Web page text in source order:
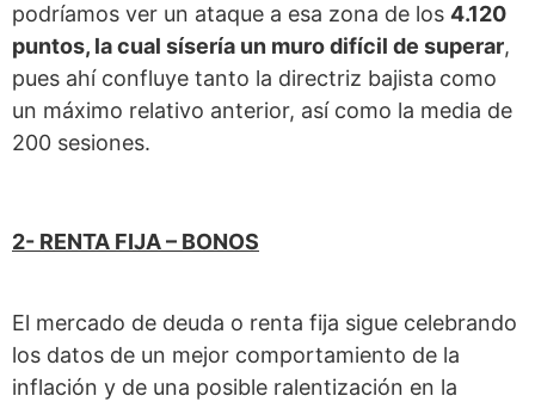
podríamos ver un ataque a esa zona de los 4.120
puntos, la cual sísería un muro difícil de superar,
pues ahí confluye tanto la directriz bajista como
un máximo relativo anterior, así como la media de
200 sesiones.
2- RENTA FIJA – BONOS
El mercado de deuda o renta fija sigue celebrando
los datos de un mejor comportamiento de la
inflación y de una posible ralentización en la